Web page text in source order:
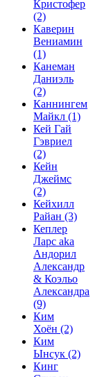
Кристофер
(2)
Каверин
Вениамин
(1)
Канеман
Даниэль
(2)
Каннингем
Майкл (1)
Кей Гай
Гэвриел
(2)
Кейн
Джеймс
(2)
Кейхилл
Райан (3)
Кеплер
Ларс aka
Андорил
Александр
& Коэльо
Александра
(9)
Ким
Хоён (2)
Ким
Ынсук (2)
Кинг